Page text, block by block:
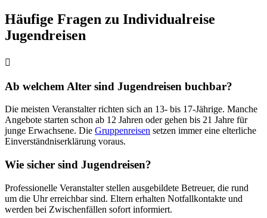
Häufige Fragen zu Individualreise
Jugendreisen
Ab welchem Alter sind Jugendreisen buchbar?
Die meisten Veranstalter richten sich an 13- bis 17-Jährige. Manche
Angebote starten schon ab 12 Jahren oder gehen bis 21 Jahre für
junge Erwachsene. Die Gruppenreisen setzen immer eine elterliche
Einverständniserklärung voraus.
Wie sicher sind Jugendreisen?
Professionelle Veranstalter stellen ausgebildete Betreuer, die rund
um die Uhr erreichbar sind. Eltern erhalten Notfallkontakte und
werden bei Zwischenfällen sofort informiert.